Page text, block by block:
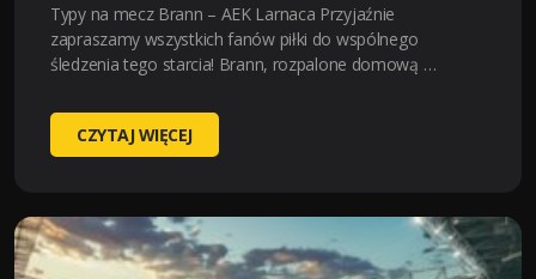
Typy na mecz Brann – AEK Larnaca Przyjaźnie
zapraszamy wszystkich fanów piłki do wspólnego
śledzenia tego starcia! Brann, rozpalone domową …
BRANN
–
LARNACA
(2025-
CZYTAJ WIĘCEJ